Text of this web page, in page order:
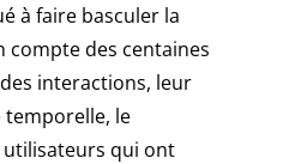
à faire basculer la
compte des centaines
interactions, leur
le
qui ont